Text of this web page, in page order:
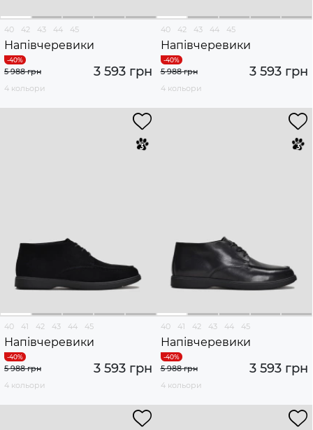
40 42 43 44 45
Напівчеревики
3 593 грн
5 988 грн
4 кольори
40 42 43 44 45
Напівчеревики
3 593 грн
5 988 грн
4 кольори
40 41 42 43 44 45
Напівчеревики
3 593 грн
5 988 грн
4 кольори
40 41 42 43 44 45
Напівчеревики
3 593 грн
5 988 грн
4 кольори